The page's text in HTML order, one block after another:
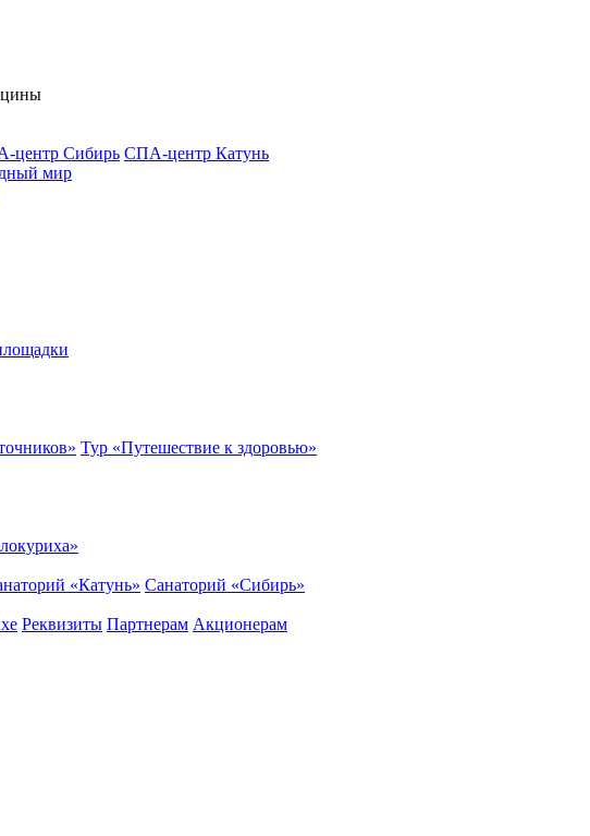
центр Сибирь СПА-центр Катунь
мир
Тур «Путешествие к здоровью»
«Катунь» Санаторий «Сибирь»
Реквизиты Партнерам Акционерам